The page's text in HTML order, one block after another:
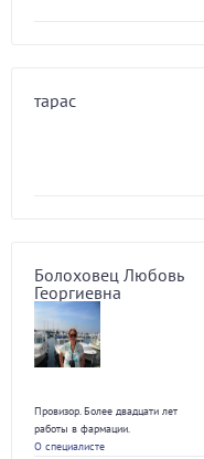
тарас
Болоховец Любовь
Георгиевна
Провизор. Более двадцати лет
работы в фармации.
О специалисте